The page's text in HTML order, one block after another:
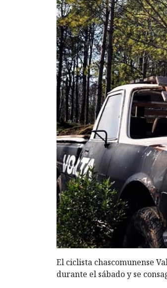
El ciclista chascomunense
durante el sábado y se